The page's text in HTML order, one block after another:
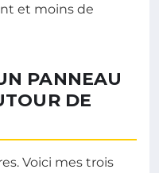
et moins de
PANNEAU
DE
Voici mes trois